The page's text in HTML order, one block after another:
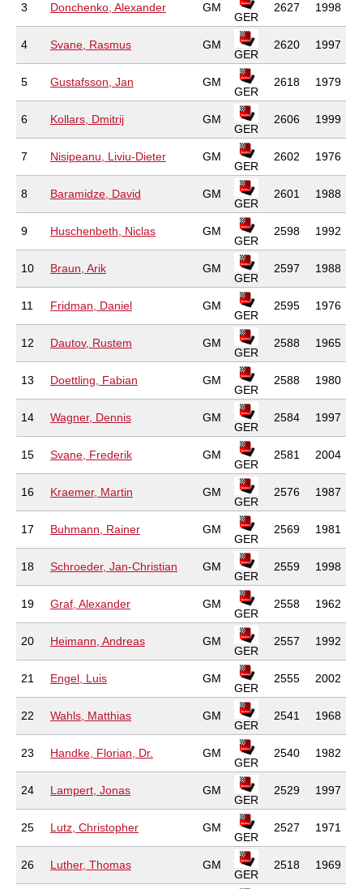
3 Donchenko, Alexander GM
GER
2627 1998
4 Svane, Rasmus GM
GER
2620 1997
5 Gustafsson, Jan GM
GER
2618 1979
6 Kollars, Dmitrij GM
GER
2606 1999
7 Nisipeanu, Liviu-Dieter GM
GER
2602 1976
8 Baramidze, David GM
GER
2601 1988
9 Huschenbeth, Niclas GM
GER
2598 1992
10 Braun, Arik GM
GER
2597 1988
11 Fridman, Daniel GM
GER
2595 1976
12 Dautov, Rustem GM
GER
2588 1965
13 Doettling, Fabian GM
GER
2588 1980
14 Wagner, Dennis GM
GER
2584 1997
15 Svane, Frederik GM
GER
2581 2004
16 Kraemer, Martin GM
GER
2576 1987
17 Buhmann, Rainer GM
GER
2569 1981
18 Schroeder, Jan-Christian GM
GER
2559 1998
19 Graf, Alexander GM
GER
2558 1962
20 Heimann, Andreas GM
GER
2557 1992
21 Engel, Luis GM
GER
2555 2002
22 Wahls, Matthias GM
GER
2541 1968
23 Handke, Florian, Dr. GM
GER
2540 1982
24 Lampert, Jonas GM
GER
2529 1997
25 Lutz, Christopher GM
GER
2527 1971
26 Luther, Thomas GM
GER
2518 1969